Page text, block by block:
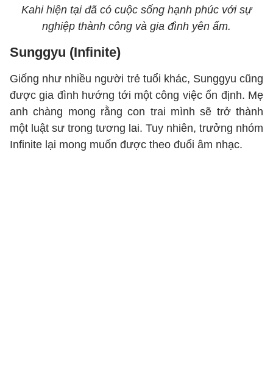
Kahi hiện tại đã có cuộc sống hạnh phúc với sự
nghiệp thành công và gia đình yên ấm.
Sunggyu (Infinite)
Giống như nhiều người trẻ tuổi khác, Sunggyu cũng
được gia đình hướng tới một công việc ổn định. Mẹ
anh chàng mong rằng con trai mình sẽ trở thành
một luật sư trong tương lai. Tuy nhiên, trưởng nhóm
Infinite lại mong muốn được theo đuổi âm nhạc.